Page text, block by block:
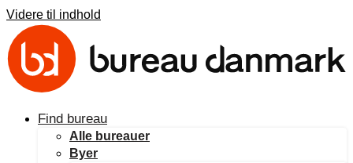
Videre til indhold
Find bureau
Alle bureauer
Byer